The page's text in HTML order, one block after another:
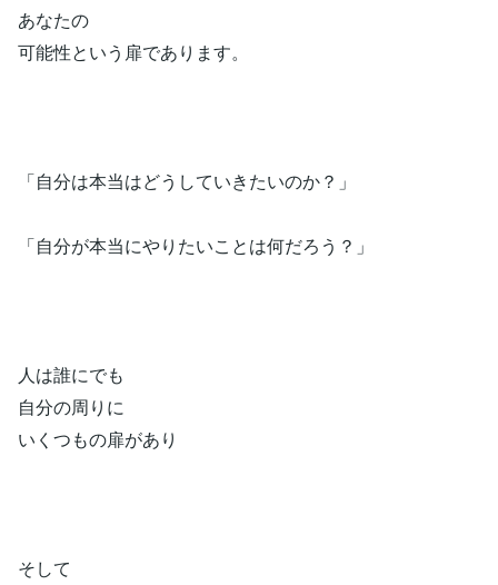
あなたの
可能性という扉であります。
「自分は本当はどうしていきたいのか？」
「自分が本当にやりたいことは何だろう？」
人は誰にでも
自分の周りに
いくつもの扉があり
そして